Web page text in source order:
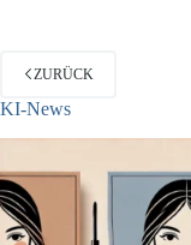
ZURÜCK
KI-News